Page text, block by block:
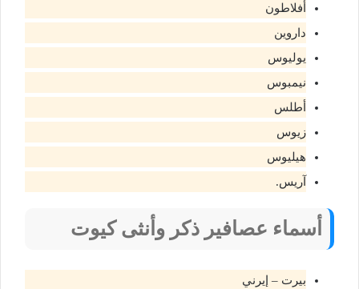
أفلاطون
داروين
يوليوس
نيمبوس
أطلس
زيوس
هيليوس
آريس.
أسماء عصافير ذكر وأنثى كيوت
بيرت – إيرني